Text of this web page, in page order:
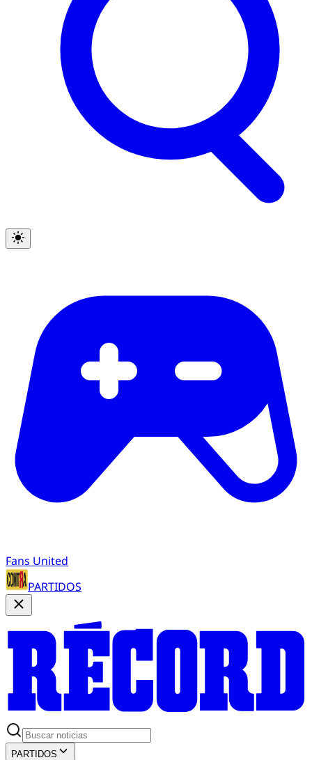
Fans United
PARTIDOS
PARTIDOS